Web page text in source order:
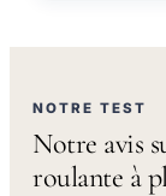
NOTRE TEST
Notre avis
roulante à